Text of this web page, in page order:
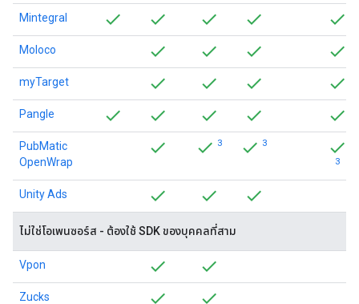
Mintegral
Moloco
myTarget
Pangle
PubMatic
OpenWrap
3
3
3
Unity Ads
ไม่ใช่โอเพนซอร์ส - ต้องใช้ SDK ของบุคคลที่สาม
Vpon
Zucks